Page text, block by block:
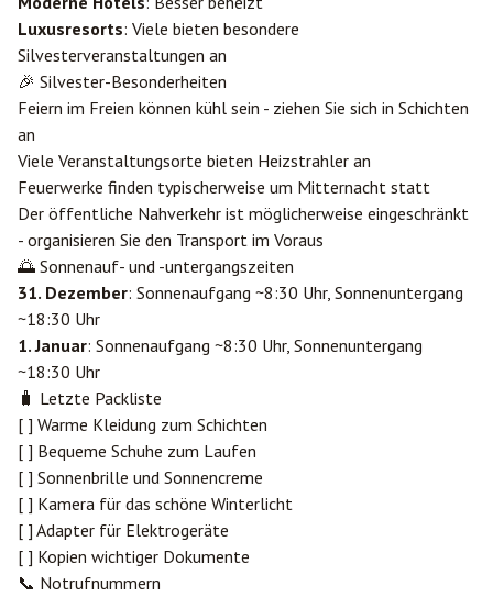
Luxusresorts: Viele bieten besondere
Silvesterveranstaltungen an
🎉 Silvester-Besonderheiten
Feiern im Freien können kühl sein - ziehen Sie sich in Schichten
an
Viele Veranstaltungsorte bieten Heizstrahler an
Feuerwerke finden typischerweise um Mitternacht statt
Der öffentliche Nahverkehr ist möglicherweise eingeschränkt
- organisieren Sie den Transport im Voraus
🌅 Sonnenauf- und -untergangszeiten
31. Dezember: Sonnenaufgang ~8:30 Uhr, Sonnenuntergang
~18:30 Uhr
1. Januar: Sonnenaufgang ~8:30 Uhr, Sonnenuntergang
~18:30 Uhr
🧳 Letzte Packliste
[ ] Warme Kleidung zum Schichten
[ ] Bequeme Schuhe zum Laufen
[ ] Sonnenbrille und Sonnencreme
[ ] Kamera für das schöne Winterlicht
[ ] Adapter für Elektrogeräte
[ ] Kopien wichtiger Dokumente
📞 Notrufnummern